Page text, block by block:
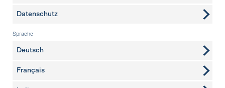
Datenschutz
Sprache
Deutsch
Français